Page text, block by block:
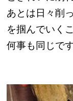
あとは日々削
を掴んでいく
何事も同じで